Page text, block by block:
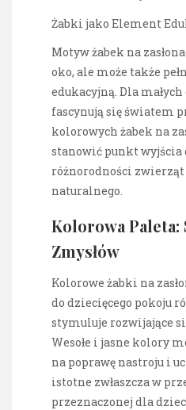
Żabki jako Element
Motyw żabek na
oko, ale może także
edukacyjną. Dla
fascynują się światem
kolorowych żabek na
stanowić punkt wyjścia
różnorodności
naturalnego.
Kolorowa Paleta:
Zmysłów
Kolorowe żabki na
do dziecięcego pokoju
stymuluje rozwijające
Wesołe i jasne kolory
na poprawę nastroju i
istotne zwłaszcza w
przeznaczonej dla